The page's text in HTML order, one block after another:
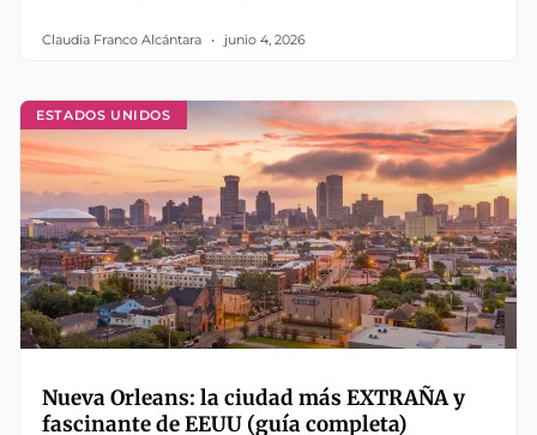
Claudia Franco Alcántara junio 4, 2026
ESTADOS UNIDOS
Nueva Orleans: la ciudad más EXTRAÑA y
fascinante de EEUU (guía completa)